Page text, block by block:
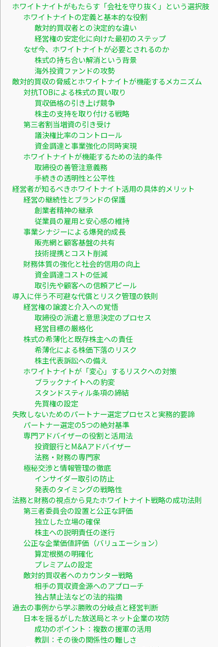
ホワイトナイトがもたらす「会社を守り抜く」という選択肢
ホワイトナイトの定義と基本的な役割
敵対的買収者との決定的な違い
経営権の安定化に向けた最初のステップ
なぜ今、ホワイトナイトが必要とされるのか
株式の持ち合い解消という背景
海外投資ファンドの攻勢
敵対的買収の脅威とホワイトナイトが機能するメカニズム
対抗TOBによる株式の買い取り
買収価格の引き上げ競争
株主の支持を取り付ける戦略
第三者割当増資の引き受け
議決権比率のコントロール
資金調達と事業強化の同時実現
ホワイトナイトが機能するための法的条件
取締役の善管注意義務
手続きの透明性と公平性
経営者が知るべきホワイトナイト活用の具体的メリット
経営の継続性とブランドの保護
創業者精神の継承
従業員の雇用と安心感の維持
事業シナジーによる爆発的成長
販売網と顧客基盤の共有
技術提携とコスト削減
財務体質の強化と社会的信用の向上
資金調達コストの低減
取引先や顧客への信頼アピール
導入に伴う不可避な代償とリスク管理の鉄則
経営権の譲渡と介入への覚悟
取締役の派遣と意思決定のプロセス
経営目標の厳格化
株式の希薄化と既存株主への責任
希薄化による株価下落のリスク
株主代表訴訟への備え
ホワイトナイトが「変心」するリスクへの対策
ブラックナイトへの豹変
スタンドスティル条項の締結
先買権の設定
失敗しないためのパートナー選定プロセスと実務的要諦
パートナー選定の5つの絶対基準
専門アドバイザーの役割と活用法
投資銀行とM&Aアドバイザー
法務・財務の専門家
極秘交渉と情報管理の徹底
インサイダー取引の防止
発表のタイミングの戦略性
法務と財務の視点から見たホワイトナイト戦略の成功法則
第三者委員会の設置と公正な評価
独立した立場の確保
株主への説明責任の遂行
公正な企業価値評価（バリュエーション）
算定根拠の明確化
プレミアムの設定
敵対的買収者へのカウンター戦略
相手の買収資金源へのアプローチ
独占禁止法などの法的指摘
過去の事例から学ぶ勝敗の分岐点と経営判断
日本を揺るがした放送局とネット企業の攻防
成功のポイント：複数の援軍の活用
教訓：その後の関係性の難しさ